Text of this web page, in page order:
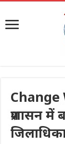
Change
प्रशासन